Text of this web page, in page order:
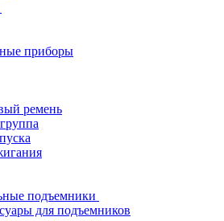
приборы
ремень
подъемники
для подъемников